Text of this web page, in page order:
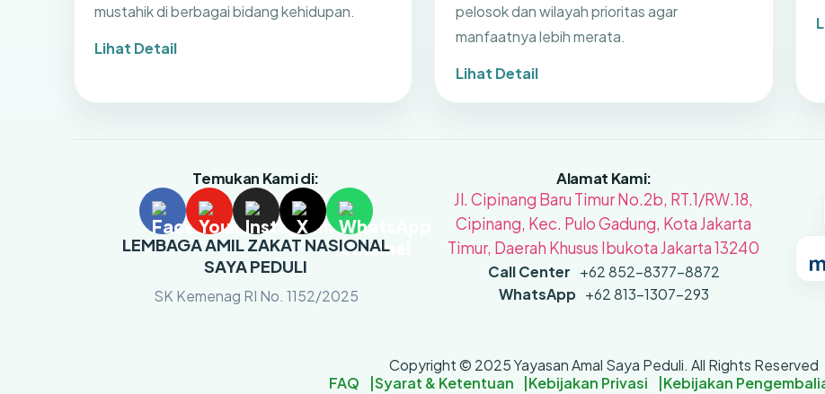
mustahik di berbagai bidang kehidupan.
Lihat Detail
pelosok dan wilayah prioritas agar
manfaatnya lebih merata.
Lihat Detail
Temukan Kami di:
LEMBAGA AMIL ZAKAT NASIONAL
SAYA PEDULI
SK Kemenag RI No. 1152/2025
Alamat Kami:
Jl. Cipinang Baru Timur No.2b, RT.1/RW.18,
Cipinang, Kec. Pulo Gadung, Kota Jakarta
Timur, Daerah Khusus Ibukota Jakarta 13240
Call Center +62 852-8377-8872
WhatsApp +62 813-1307-293
Copyright © 2025 Yayasan Amal Saya Peduli. All Rights Reserved
FAQ Syarat & Ketentuan Kebijakan Privasi Kebijakan